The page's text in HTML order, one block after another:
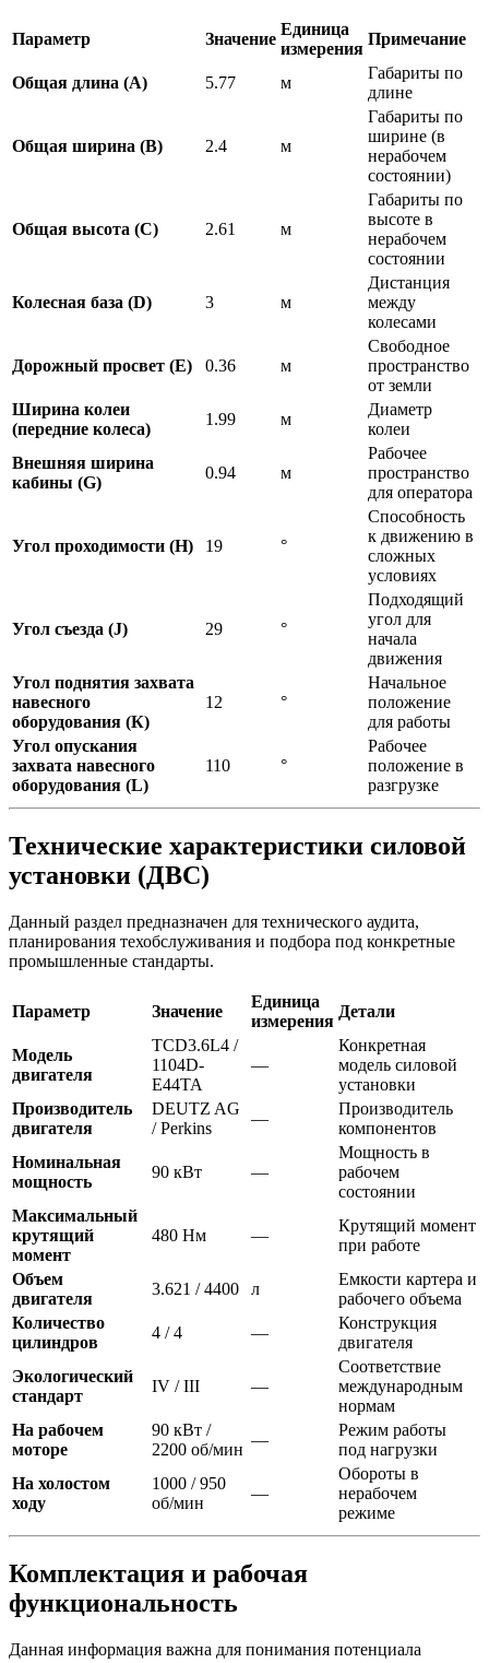
Параметр Значение
Единица
измерения
Примечание
Общая длина (А) 5.77 м
Габариты по
длине
Общая ширина (В) 2.4 м
Габариты по
ширине (в
нерабочем
состоянии)
Общая высота (С) 2.61 м
Габариты по
высоте в
нерабочем
состоянии
Колесная база (D) 3 м
Дистанция
между
колесами
Дорожный просвет (Е) 0.36 м
Свободное
пространство
от земли
Ширина колеи
(передние колеса)
1.99 м
Диаметр
колеи
Внешняя ширина
кабины (G)
0.94 м
Рабочее
пространство
для оператора
Угол проходимости (H) 19 °
Способность
к движению в
сложных
условиях
Угол съезда (J) 29 °
Подходящий
угол для
начала
движения
Угол поднятия захвата
навесного
оборудования (К)
12 °
Начальное
положение
для работы
Угол опускания
захвата навесного
оборудования (L)
110 °
Рабочее
положение в
разгрузке
Технические характеристики силовой
установки (ДВС)
Данный раздел предназначен для технического аудита,
планирования техобслуживания и подбора под конкретные
промышленные стандарты.
Параметр Значение
Единица
измерения
Детали
Модель
двигателя
TCD3.6L4 /
1104D-
E44TA
—
Конкретная
модель силовой
установки
Производитель
двигателя
DEUTZ AG
/ Perkins
—
Производитель
компонентов
Номинальная
мощность
90 кВт —
Мощность в
рабочем
состоянии
Максимальный
крутящий
момент
480 Нм —
Крутящий момент
при работе
Объем
двигателя
3.621 / 4400 л
Емкости картера и
рабочего объема
Количество
цилиндров
4 / 4 —
Конструкция
двигателя
Экологический
стандарт
IV / III —
Соответствие
международным
нормам
На рабочем
моторе
90 кВт /
2200 об/мин
—
Режим работы
под нагрузки
На холостом
ходу
1000 / 950
об/мин
—
Обороты в
нерабочем
режиме
Комплектация и рабочая
функциональность
Данная информация важна для понимания потенциала